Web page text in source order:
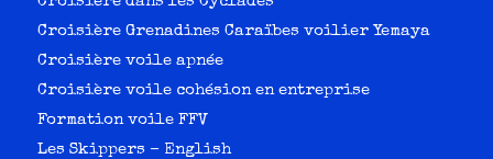
Croisière Grenadines Caraïbes voilier Yemaya
Croisière voile apnée
Croisière voile cohésion en entreprise
Formation voile FFV
Les Skippers – English